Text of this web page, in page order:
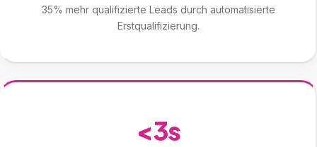
35% mehr qualifizierte Leads durch automatisierte
Erstqualifizierung.
<3s